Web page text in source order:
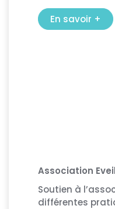
En savoir +
Association
Soutien à
différentes